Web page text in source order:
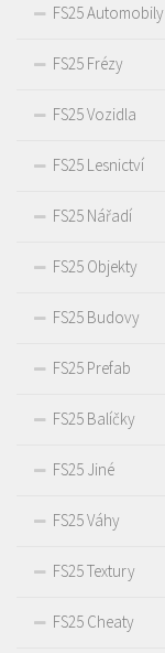
FS25 Automobily
FS25 Frézy
FS25 Vozidla
FS25 Lesnictví
FS25 Nářadí
FS25 Objekty
FS25 Budovy
FS25 Prefab
FS25 Balíčky
FS25 Jiné
FS25 Váhy
FS25 Textury
FS25 Cheaty